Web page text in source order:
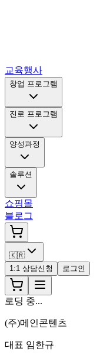
교육행사
창업 프로그램
진로 프로그램
양성과정
솔루션
쇼핑몰
블로그
🇰🇷
1:1 상담신청
로그인
로딩 중...
(주)메인콘텐츠
대표 임한규